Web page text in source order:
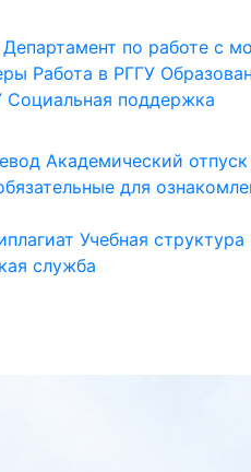
Департамент по работе с
Работа в РГГУ
Социальная поддержка
Академический отпуск
для
Учебная структура
служба